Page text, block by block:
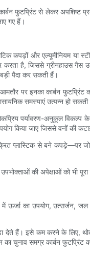
कार्बन फुटप्रिंट से लेकर
गए हैं।
कपड़ों और एल्यूमीनियम
करता है, जिससे ग्रीनहाउस गैस
पैदा कर सकती हैं।
पर इनका कार्बन फुटप्रिंट
समस्याएं उत्पन्न हो सकती
पर्यावरण-अनुकूल विकल्प
किया जाए जिससे वनों की
प्लास्टिक से बने कपड़े—पर
की अपेक्षाओं को भी
में ऊर्जा का उपयोग, उत्सर्जन,
देते हैं। इसे कम करने के लिए,
का चुनाव समग्र कार्बन फुटप्रिंट